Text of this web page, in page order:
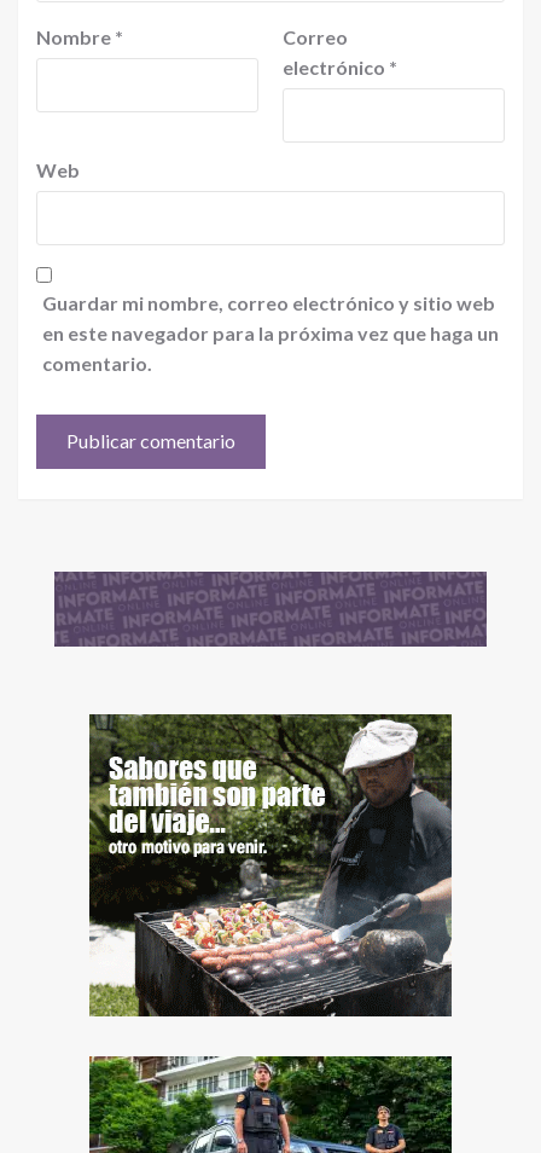
Nombre *
Correo
electrónico *
Web
Guardar mi nombre, correo electrónico y sitio web
en este navegador para la próxima vez que haga un
comentario.